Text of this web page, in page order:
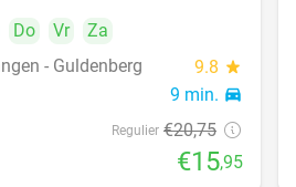
Do Vr
Za
- Guldenberg
9.8 star
9 min. directions_car
Regulier €20,75
€15,95